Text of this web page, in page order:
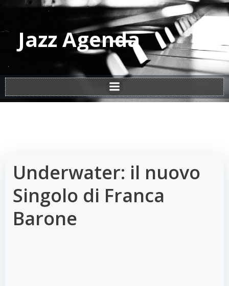
Vai
al
contenuto
Jazz Agenda
Underwater: il nuovo
Singolo di Franca
Barone